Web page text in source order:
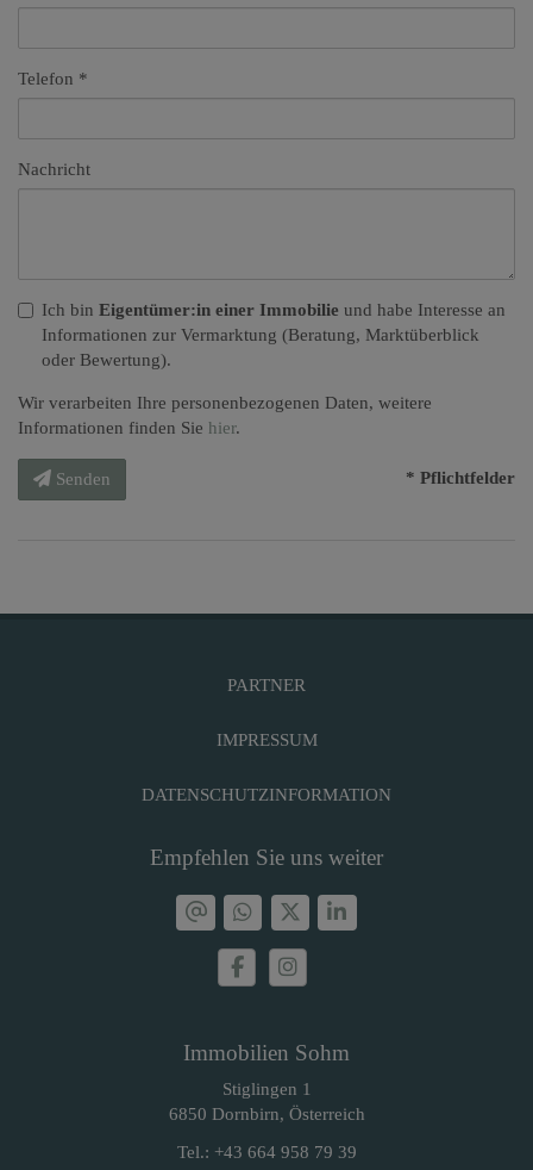
Telefon
Nachricht
Ich bin Eigentümer:in einer Immobilie und habe Interesse an
Informationen zur Vermarktung (Beratung, Marktüberblick
oder Bewertung).
Wir verarbeiten Ihre personenbezogenen Daten, weitere
Informationen finden Sie hier.
Senden * Pflichtfelder
PARTNER
IMPRESSUM
DATENSCHUTZINFORMATION
Empfehlen Sie uns weiter
Immobilien Sohm
Stiglingen 1
6850 Dornbirn, Österreich
Tel.: +43 664 958 79 39